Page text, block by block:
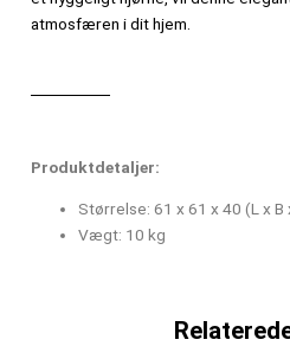
atmosfæren i dit hjem.
Produktdetaljer:
Størrelse: 61 x 61 x 40 (L x B
Vægt: 10 kg